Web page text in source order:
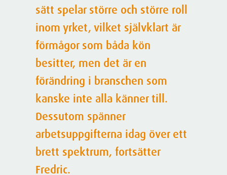
sätt spelar större och större roll
inom yrket, vilket självklart är
förmågor som båda kön
besitter, men det är en
förändring i branschen som
kanske inte alla känner till.
Dessutom spänner
arbetsuppgifterna idag över ett
brett spektrum, fortsätter
Fredric.